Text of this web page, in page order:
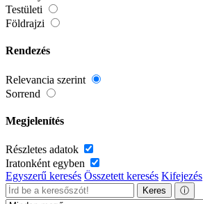
Testületi
Földrajzi
Rendezés
Relevancia szerint
Sorrend
Megjelenítés
Részletes adatok
Iratonként egyben
Egyszerű keresés Összetett keresés Kifejezés
Keres ⓘ